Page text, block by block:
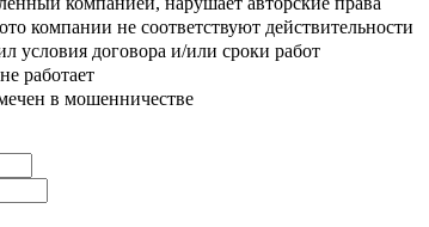
компании не соответствуют действительности
условия договора и/или сроки работ
работает
в мошенничестве